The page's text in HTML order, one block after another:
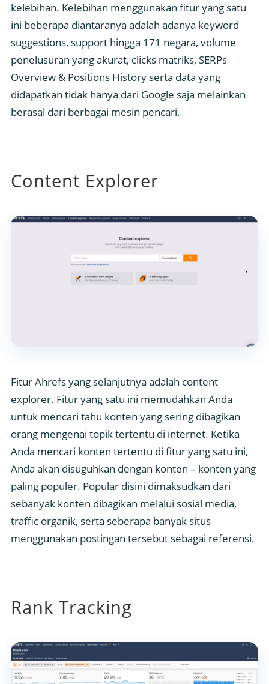
kelebihan. Kelebihan menggunakan fitur yang satu
ini beberapa diantaranya adalah adanya keyword
suggestions, support hingga 171 negara, volume
penelusuran yang akurat, clicks matriks, SERPs
Overview & Positions History serta data yang
didapatkan tidak hanya dari Google saja melainkan
berasal dari berbagai mesin pencari.
Content Explorer
Fitur Ahrefs yang selanjutnya adalah content
explorer. Fitur yang satu ini memudahkan Anda
untuk mencari tahu konten yang sering dibagikan
orang mengenai topik tertentu di internet. Ketika
Anda mencari konten tertentu di fitur yang satu ini,
Anda akan disuguhkan dengan konten – konten yang
paling populer. Popular disini dimaksudkan dari
sebanyak konten dibagikan melalui sosial media,
traffic organik, serta seberapa banyak situs
menggunakan postingan tersebut sebagai referensi.
Rank Tracking